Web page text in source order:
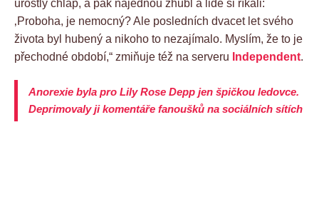
urostlý chlap, a pak najednou zhubl a lidé si říkali:
‚Proboha, je nemocný? Ale posledních dvacet let svého
života byl hubený a nikoho to nezajímalo. Myslím, že to je
přechodné období,“ zmiňuje též na serveru Independent.
Anorexie byla pro Lily Rose Depp jen špičkou ledovce.
Deprimovaly ji komentáře fanoušků na sociálních sítích